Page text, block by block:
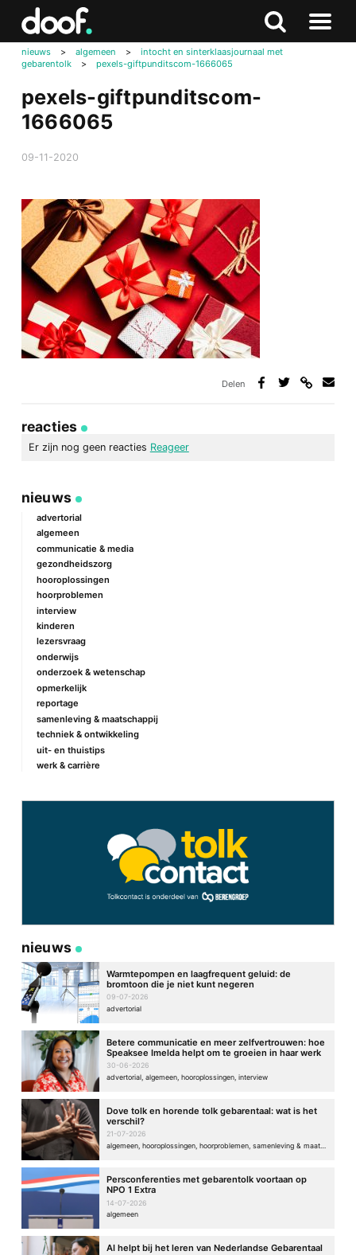
Zoeken
Naar
nieuws > algemeen >
intocht en sinterklaasjournaal met
gebarentolk
> pexels-giftpunditscom-1666065
pexels-giftpunditscom-
1666065
09-11-2020
Delen
reacties
Er zijn nog geen reacties Reageer
Je e-mailadres wordt niet gepubliceerd.
gemarkeerd met
*
Naam*
E-mail*
nieuws
advertorial
algemeen
communicatie & media
gezondheidszorg
hooroplossingen
hoorproblemen
interview
kinderen
lezersvraag
onderwijs
onderzoek & wetenschap
opmerkelijk
reportage
samenleving & maatschappij
techniek & ontwikkeling
uit- en thuistips
werk & carrière
nieuws
Warmtepompen en laagfrequent geluid: de
bromtoon die je niet kunt negeren
09-07-2026
advertorial
Betere communicatie en meer zelfvertrouwen: hoe
Speaksee Imelda helpt om te groeien in haar werk
30-06-2026
advertorial, algemeen, hooroplossingen, interview
Dove tolk en horende tolk gebarentaal: wat is het
verschil?
21-07-2026
Persconferenties met gebarentolk voortaan op
NPO 1 Extra
14-07-2026
algemeen
AI helpt bij het leren van Nederlandse Gebarentaal
Doof.nl
Zoeken